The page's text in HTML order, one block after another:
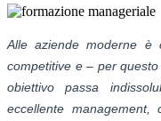
Alle aziende moderne è
competitive e – per
obiettivo passa
eccellente